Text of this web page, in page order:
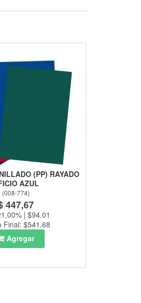
(PP) RAYADO
AZUL
(008-774)
447,67
| $94,01
Final: $541,68
Agregar